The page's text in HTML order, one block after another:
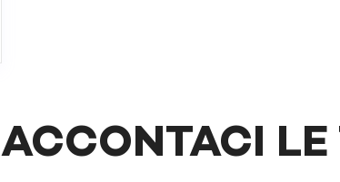
RACCONTACI